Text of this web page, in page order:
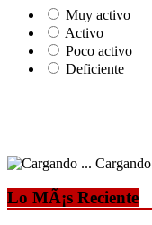
Muy activo
Activo
Poco activo
Deficiente
Lo MÃ¡s Reciente